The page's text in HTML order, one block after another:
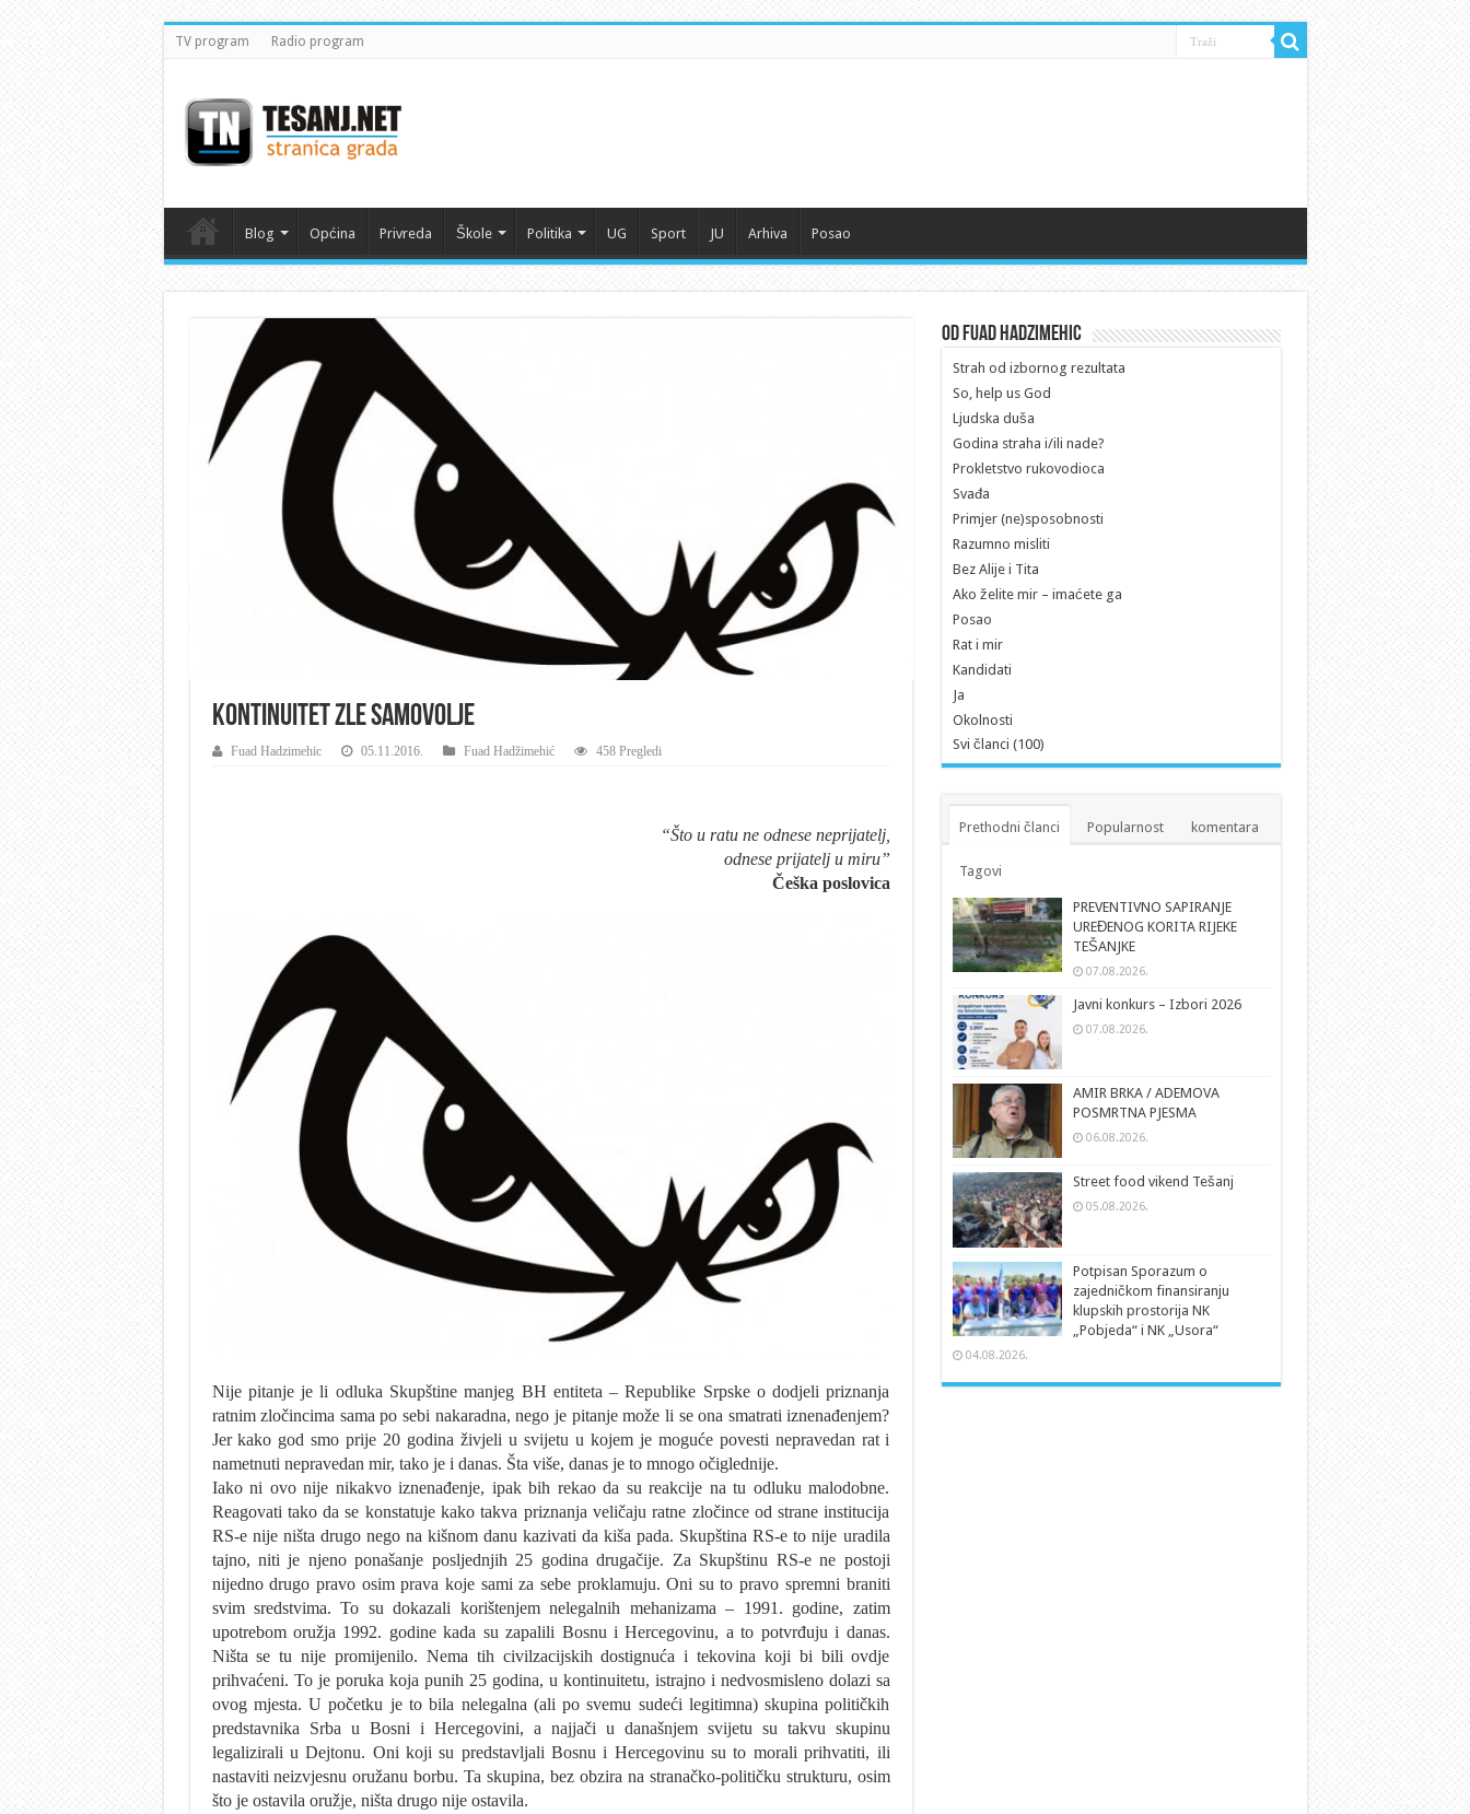
TV program Radio program
Blog Općina Privreda Škole Politika UG Sport JU Arhiva Posao
Kontinuitet zle samovolje
Fuad Hadzimehic 05.11.2016. Fuad Hadžimehić 458 Pregledi
“Što u ratu ne odnese neprijatelj,
odnese prijatelj u miru”
Češka poslovica
Nije pitanje je li odluka Skupštine manjeg BH entiteta – Republike Srpske o dodjeli priznanja
ratnim zločincima sama po sebi nakaradna, nego je pitanje može li se ona smatrati iznenađenjem?
Jer kako god smo prije 20 godina živjeli u svijetu u kojem je moguće povesti nepravedan rat i
nametnuti nepravedan mir, tako je i danas. Šta više, danas je to mnogo očiglednije.
Iako ni ovo nije nikakvo iznenađenje, ipak bih rekao da su reakcije na tu odluku malodobne.
Reagovati tako da se konstatuje kako takva priznanja veličaju ratne zločince od strane institucija
RS-e nije ništa drugo nego na kišnom danu kazivati da kiša pada. Skupština RS-e to nije uradila
tajno, niti je njeno ponašanje posljednjih 25 godina drugačije. Za Skupštinu RS-e ne postoji
nijedno drugo pravo osim prava koje sami za sebe proklamuju. Oni su to pravo spremni braniti
svim sredstvima. To su dokazali korištenjem nelegalnih mehanizama – 1991. godine, zatim
upotrebom oružja 1992. godine kada su zapalili Bosnu i Hercegovinu, a to potvrđuju i danas.
Ništa se tu nije promijenilo. Nema tih civilzacijskih dostignuća i tekovina koji bi bili ovdje
prihvaćeni. To je poruka koja punih 25 godina, u kontinuitetu, istrajno i nedvosmisleno dolazi sa
ovog mjesta. U početku je to bila nelegalna (ali po svemu sudeći legitimna) skupina političkih
predstavnika Srba u Bosni i Hercegovini, a najjači u današnjem svijetu su takvu skupinu
legalizirali u Dejtonu. Oni koji su predstavljali Bosnu i Hercegovinu su to morali prihvatiti, ili
nastaviti neizvjesnu oružanu borbu. Ta skupina, bez obzira na stranačko-političku strukturu, osim
što je ostavila oružje, ništa drugo nije ostavila.
Od Fuad Hadzimehic
Strah od izbornog rezultata
So, help us God
Ljudska duša
Godina straha i/ili nade?
Prokletstvo rukovodioca
Svađa
Primjer (ne)sposobnosti
Razumno misliti
Bez Alije i Tita
Ako želite mir – imaćete ga
Posao
Rat i mir
Kandidati
Ja
Okolnosti
Svi članci (100)
Prethodni članci Popularnost komentara
Tagovi
PREVENTIVNO SAPIRANJE
UREĐENOG KORITA RIJEKE
TEŠANJKE
07.08.2026.
Javni konkurs – Izbori 2026
07.08.2026.
AMIR BRKA / ADEMOVA
POSMRTNA PJESMA
06.08.2026.
Street food vikend Tešanj
05.08.2026.
Potpisan Sporazum o
zajedničkom finansiranju
klupskih prostorija NK
„Pobjeda“ i NK „Usora“
04.08.2026.